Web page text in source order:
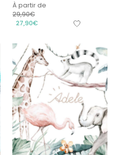
À partir de
29,90€
27,90€